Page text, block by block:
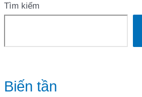
Tìm kiếm
Biến tần